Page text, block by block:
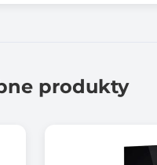
produkty